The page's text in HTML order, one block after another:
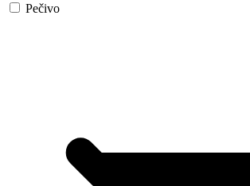
Pečivo